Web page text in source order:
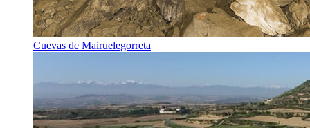
Cuevas de Mairuelegorreta